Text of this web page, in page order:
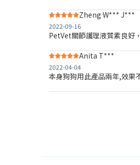
Zheng W*** J***
2022-09-16
PetVet關節護理液質素良好
Anita T***
2022-04-04
本身狗狗用此產品兩年,效果